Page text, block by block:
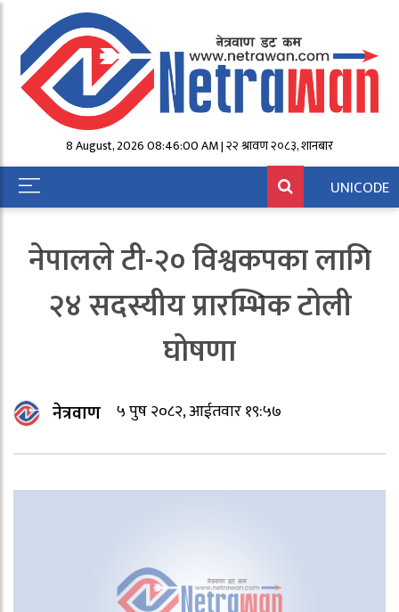
8 August, 2026 08:46:00 AM | २२ श्रावण २०८३, शनिबार
UNICODE
नेपालले टी-२० विश्वकपका लागि
२४ सदस्यीय प्रारम्भिक टोली
घोषणा
नेत्रवाण ५ पुष २०८२, आईतवार १९:५७